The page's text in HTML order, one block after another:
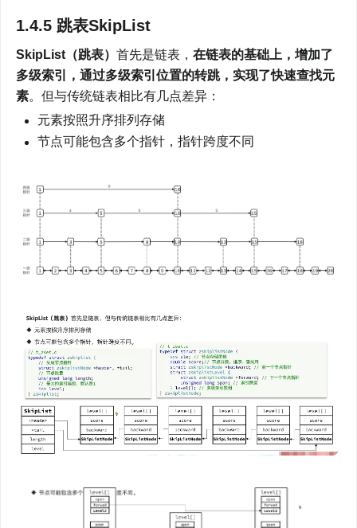
1.4.5 跳表SkipList
SkipList（跳表）首先是链表，在链表的基础上，增加了
多级索引，通过多级索引位置的转跳，实现了快速查找元
素。但与传统链表相比有几点差异：
元素按照升序排列存储
节点可能包含多个指针，指针跨度不同